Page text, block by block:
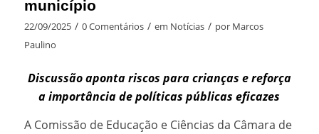
município
22/09/2025 / 0 Comentários / em Notícias / por Marcos
Paulino
Discussão aponta riscos para crianças e reforça
a importância de políticas públicas eficazes
A Comissão de Educação e Ciências da Câmara de